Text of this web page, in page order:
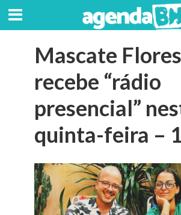
Mascate
recebe “rádio
presencial”
quinta-feira –